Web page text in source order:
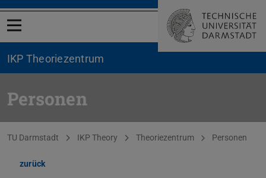
Menü öffnen
IKP Theoriezentrum
Personen
Sie befinden sich hier:
TU Darmstadt IKP Theory Theoriezentrum Personen
zurück